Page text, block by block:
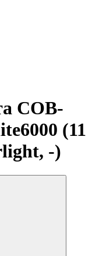
COB-
(11
-)